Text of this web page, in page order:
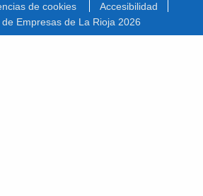
de cookies
Accesibilidad
Empresas de La Rioja 2026